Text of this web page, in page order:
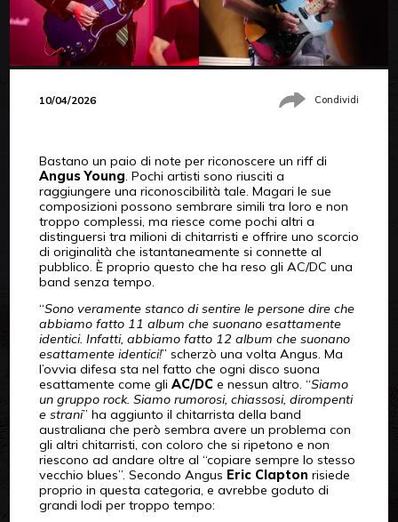
10/04/2026 Condividi
Bastano un paio di note per riconoscere un riff di
Angus Young . Pochi artisti sono riusciti a
raggiungere una riconoscibilità tale. Magari le sue
composizioni possono sembrare simili tra loro e non
troppo complessi, ma riesce come pochi altri a
distinguersi tra milioni di chitarristi e offrire uno scorcio
di originalità che istantaneamente si connette al
pubblico. È proprio questo che ha reso gli AC/DC una
band senza tempo.
“Sono veramente stanco di sentire le persone dire che
abbiamo fatto 11 album che suonano esattamente
identici. Infatti, abbiamo fatto 12 album che suonano
esattamente identici!” scherzò una volta Angus. Ma
l’ovvia difesa sta nel fatto che ogni disco suona
esattamente come gli AC/DCe nessun altro. “Siamo
un gruppo rock. Siamo rumorosi, chiassosi, dirompenti
e strani” ha aggiunto il chitarrista della band
australiana che però sembra avere un problema con
gli altri chitarristi, con coloro che si ripetono e non
riescono ad andare oltre al “copiare sempre lo stesso
vecchio blues”. Secondo Angus Eric Clapton risiede
proprio in questa categoria, e avrebbe goduto di
grandi lodi per troppo tempo: